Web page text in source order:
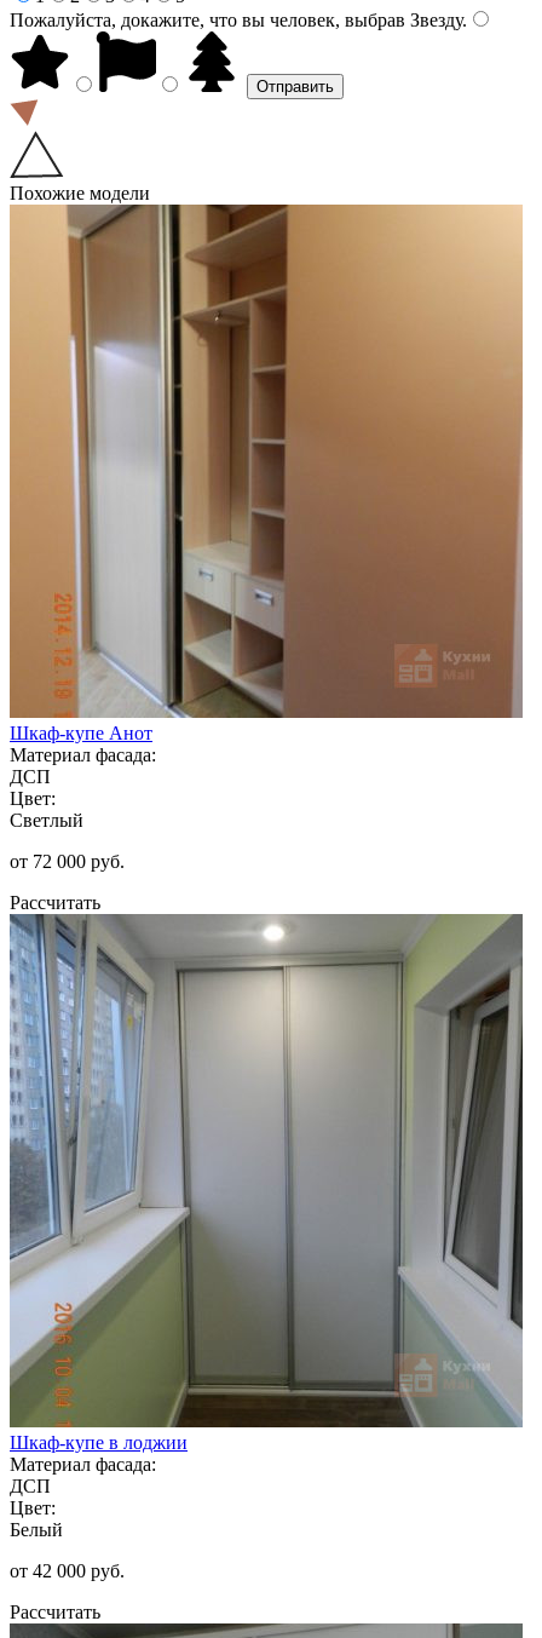
Пожалуйста, докажите, что вы человек, выбрав Звезду.
Похожие модели
Шкаф-купе Анот
Материал фасада:
ДСП
Цвет:
Светлый
от 72 000 руб.
Рассчитать
Шкаф-купе в лоджии
Материал фасада:
ДСП
Цвет:
Белый
от 42 000 руб.
Рассчитать